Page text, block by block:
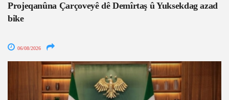
Projeqanûna Çarçoveyê dê Demîrtaş û Yuksekdag azad
bike
06/08/2026